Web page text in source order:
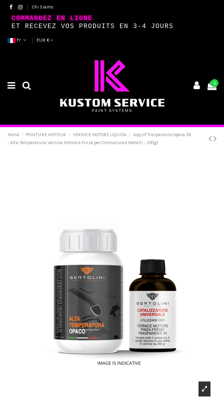
Chi Siamo
COMMANDEZ EN LIGNE
ET RECEVEZ VOS PRODUITS EN 3-4 JOURS
Fr EUR €
0
Home PEINTURE MOTEUR VERNICE MOTORE LIQUIDA
copy of Trasparente Opaca 2K
- Alta Temperatura Vernice Motore e Pinze per Cromature e Metalli - 250gr